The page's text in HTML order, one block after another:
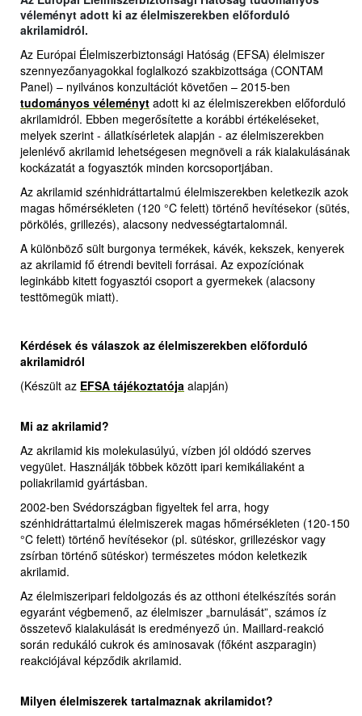
véleményt adott ki az élelmiszerekben előforduló
akrilamidról.
Az Európai Élelmiszerbiztonsági Hatóság (EFSA) élelmiszer
szennyezőanyagokkal foglalkozó szakbizottsága (CONTAM
Panel) – nyilvános konzultációt követően – 2015-ben
tudományos véleményt adott ki az élelmiszerekben előforduló
akrilamidról. Ebben megerősítette a korábbi értékeléseket,
melyek szerint - állatkísérletek alapján - az élelmiszerekben
jelenlévő akrilamid lehetségesen megnöveli a rák kialakulásának
kockázatát a fogyasztók minden korcsoportjában.
Az akrilamid szénhidráttartalmú élelmiszerekben keletkezik azok
magas hőmérsékleten (120 °C felett) történő hevítésekor (sütés,
pörkölés, grillezés), alacsony nedvességtartalomnál.
A különböző sült burgonya termékek, kávék, kekszek, kenyerek
az akrilamid fő étrendi beviteli forrásai. Az expozíciónak
leginkább kitett fogyasztói csoport a gyermekek (alacsony
testtömegük miatt).
Kérdések és válaszok az élelmiszerekben előforduló
akrilamidról
(Készült az EFSA tájékoztatója alapján)
Mi az akrilamid?
Az akrilamid kis molekulasúlyú, vízben jól oldódó szerves
vegyület. Használják többek között ipari kemikáliaként a
poliakrilamid gyártásban.
2002-ben Svédországban figyeltek fel arra, hogy
szénhidráttartalmú élelmiszerek magas hőmérsékleten (120-150
°C felett) történő hevítésekor (pl. sütéskor, grillezéskor vagy
zsírban történő sütéskor) természetes módon keletkezik
akrilamid.
Az élelmiszeripari feldolgozás és az otthoni ételkészítés során
egyaránt végbemenő, az élelmiszer „barnulását”, számos íz
összetevő kialakulását is eredményező ún. Maillard-reakció
során redukáló cukrok és aminosavak (főként aszparagin)
reakciójával képződik akrilamid.
Milyen élelmiszerek tartalmaznak akrilamidot?